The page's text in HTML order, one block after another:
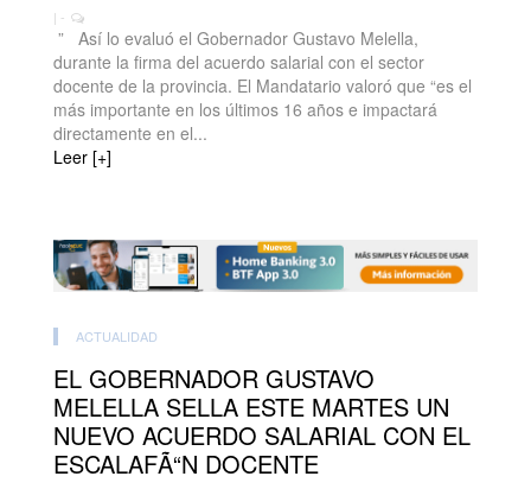
| -
” Así lo evaluó el Gobernador Gustavo Melella,
durante la firma del acuerdo salarial con el sector
docente de la provincia. El Mandatario valoró que “es el
más importante en los últimos 16 años e impactará
directamente en el...
Leer [+]
ACTUALIDAD
EL GOBERNADOR GUSTAVO
MELELLA SELLA ESTE MARTES UN
NUEVO ACUERDO SALARIAL CON EL
ESCALAFÃ“N DOCENTE